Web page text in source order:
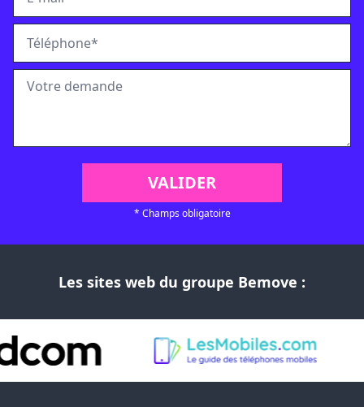
* Champs obligatoire
Les sites web du groupe Bemove :